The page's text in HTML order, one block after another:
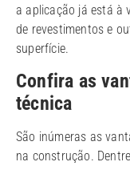
a aplicação já está à
de revestimentos e
superfície.
Confira as
técnica
São inúmeras as
na construção.